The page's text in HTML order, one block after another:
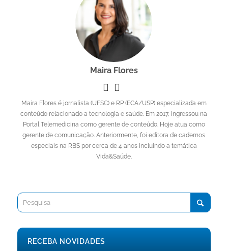
Maira Flores
Maira Flores é jornalista (UFSC) e RP (ECA/USP) especializada em
conteúdo relacionado a tecnologia e saúde. Em 2017, ingressou na
Portal Telemedicina como gerente de conteúdo. Hoje atua como
gerente de comunicação. Anteriormente, foi editora de cadernos
especiais na RBS por cerca de 4 anos incluindo a temática
Vida&Saúde.
RECEBA NOVIDADES